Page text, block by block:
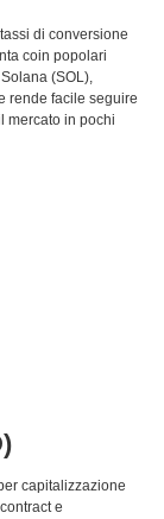
di conversione
coin popolari
(SOL),
rende facile seguire
mercato in pochi
capitalizzazione
e